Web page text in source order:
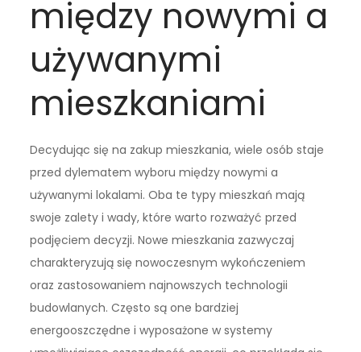
między nowymi a
używanymi
mieszkaniami
Decydując się na zakup mieszkania, wiele osób staje
przed dylematem wyboru między nowymi a
używanymi lokalami. Oba te typy mieszkań mają
swoje zalety i wady, które warto rozważyć przed
podjęciem decyzji. Nowe mieszkania zazwyczaj
charakteryzują się nowoczesnym wykończeniem
oraz zastosowaniem najnowszych technologii
budowlanych. Często są one bardziej
energooszczędne i wyposażone w systemy